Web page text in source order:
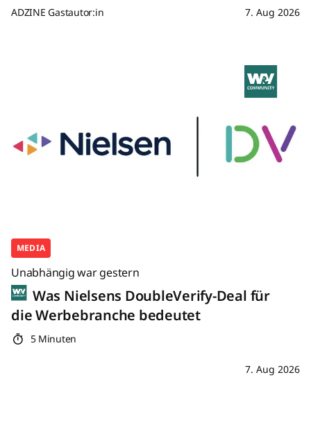
ADZINE Gastautor:in 7. Aug 2026
MEDIA
Unabhängig war gestern
Was Nielsens DoubleVerify-Deal für
die Werbebranche bedeutet
5 Minuten
7. Aug 2026